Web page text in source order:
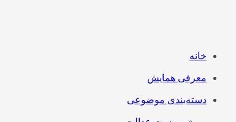
خانه
معرفی همایش
دسته‌بندی موضوعی